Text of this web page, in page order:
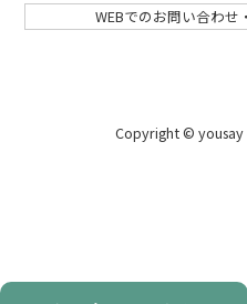
WEBでのお問い合わせ
Copyright © yousay